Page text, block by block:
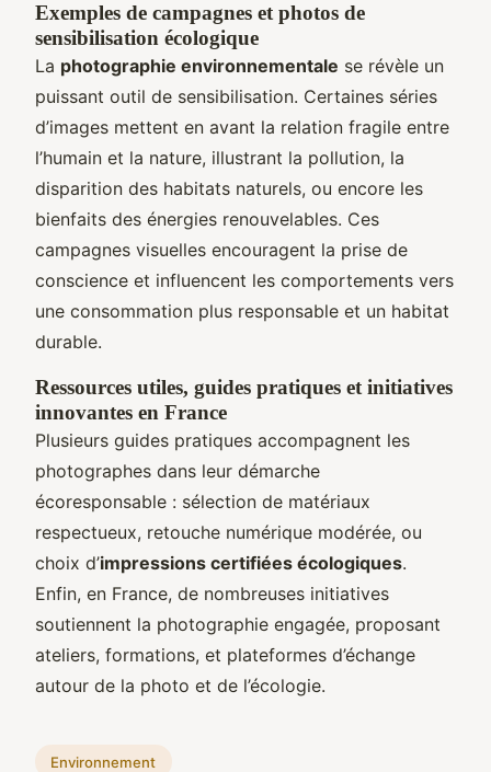
Exemples de campagnes et photos de
sensibilisation écologique
La photographie environnementale se révèle un
puissant outil de sensibilisation. Certaines séries
d’images mettent en avant la relation fragile entre
l’humain et la nature, illustrant la pollution, la
disparition des habitats naturels, ou encore les
bienfaits des énergies renouvelables. Ces
campagnes visuelles encouragent la prise de
conscience et influencent les comportements vers
une consommation plus responsable et un habitat
durable.
Ressources utiles, guides pratiques et initiatives
innovantes en France
Plusieurs guides pratiques accompagnent les
photographes dans leur démarche
écoresponsable : sélection de matériaux
respectueux, retouche numérique modérée, ou
choix d’impressions certifiées écologiques.
Enfin, en France, de nombreuses initiatives
soutiennent la photographie engagée, proposant
ateliers, formations, et plateformes d’échange
autour de la photo et de l’écologie.
Environnement